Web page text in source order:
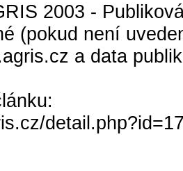
2003 -
(pokud není
a data